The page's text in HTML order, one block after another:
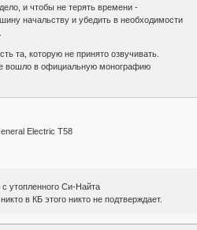
и чтобы не терять времени -
начальству и убедить в необходимости
та, которую не принято озвучивать.
вошло в официальную монографию
Electric T58
утопленного Си-Найта
в КБ этого никто не подтверждает.